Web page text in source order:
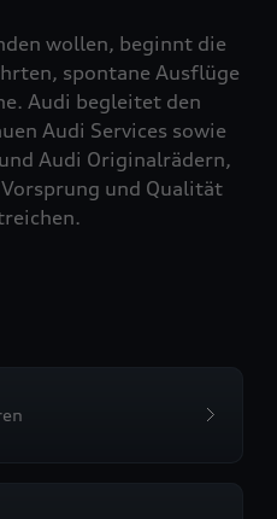
wollen, beginnt die
spontane Ausflüge
Audi begleitet den
Audi Services sowie
Audi Originalrädern,
und Qualität